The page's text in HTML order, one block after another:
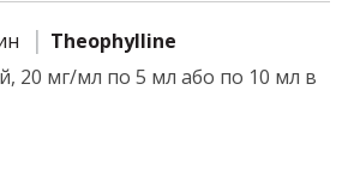
Theophylline
20 мг/мл по 5 мл або по 10 мл в